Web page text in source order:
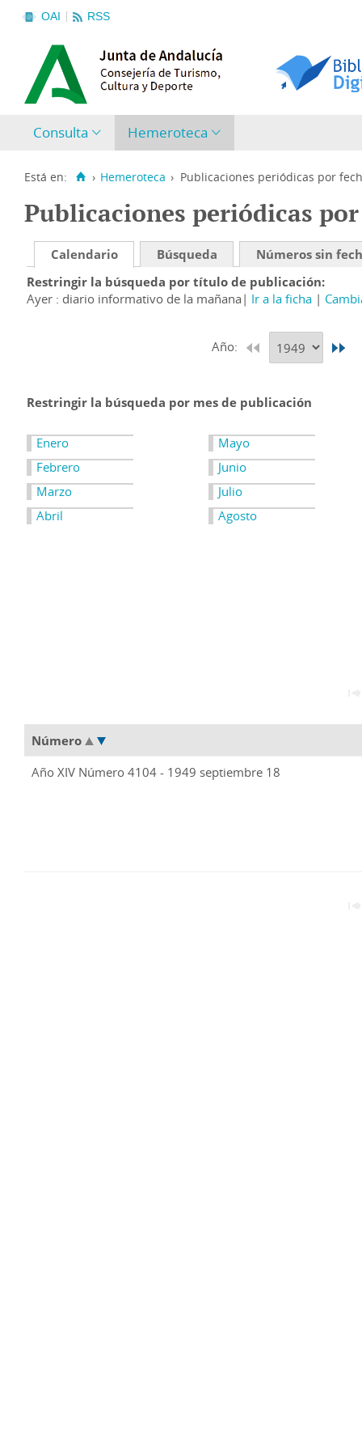
OAI RSS
Consulta Hemeroteca
Está en: › Hemeroteca › Publicaciones periódicas por
Publicaciones periódicas
Calendario Búsqueda
Números sin
Restringir la búsqueda por título de publicación
Ayer : diario informativo de la mañana
Ir a la ficha
Año:
Restringir la búsqueda por mes de publicación
Enero
Febrero
Marzo
Abril
Mayo
Junio
Julio
Agosto
Número
Año XIV Número 4104 - 1949 septiembre 18